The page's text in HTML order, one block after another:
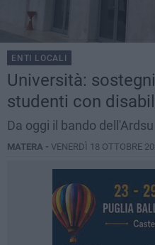
ENTI LOCALI
Università:
studenti con
Da oggi il bando dell'Ardsu
MATERA - VENERDÌ 18 OTTOBRE